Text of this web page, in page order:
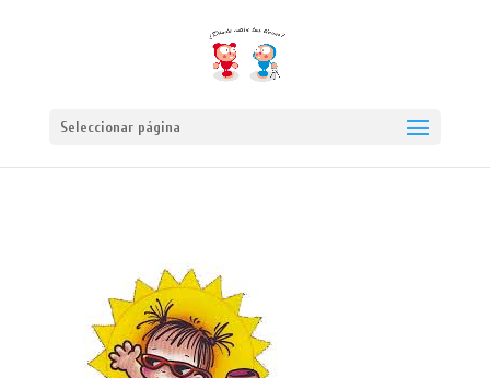
Seleccionar página